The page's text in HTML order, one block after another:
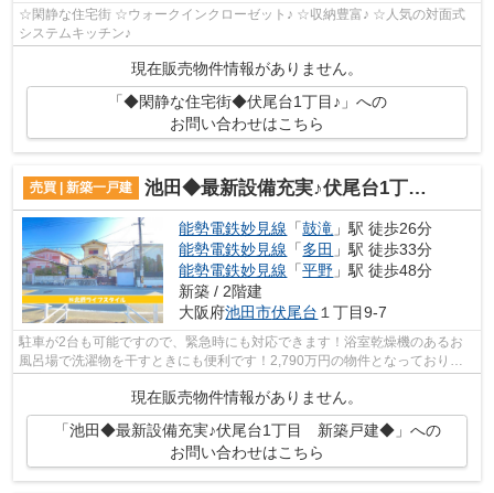
☆閑静な住宅街 ☆ウォークインクローゼット♪ ☆収納豊富♪ ☆人気の対面式
システムキッチン♪
現在販売物件情報がありません。
「◆閑静な住宅街◆伏尾台1丁目♪」への
お問い合わせはこちら
売買 | 新築一戸建 池田◆最新設備充実♪伏尾台1丁目 新築戸建◆
能勢電鉄妙見線 「鼓滝 」駅 徒歩26分
能勢電鉄妙見線 「多田 」駅 徒歩33分
能勢電鉄妙見線 「平野 」駅 徒歩48分
新築 / 2階建
大阪府池田市伏尾台 １丁目9-7
駐車が2台も可能ですので、緊急時にも対応できます！浴室乾燥機のあるお
風呂場で洗濯物を干すときにも便利です！2,790万円の物件となっており、
現在販売物件情報がありません。
「池田◆最新設備充実♪伏尾台1丁目 新築戸建◆」への
お問い合わせはこちら